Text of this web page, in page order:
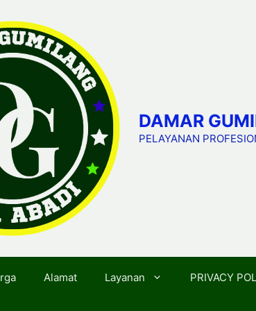
DAMAR
PELAYANAN
Alamat Layanan PRIVACY